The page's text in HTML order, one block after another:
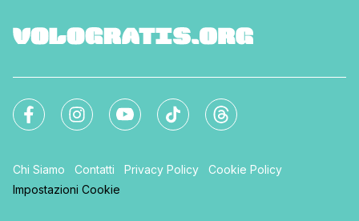
Chi Siamo Contatti Privacy Policy
Cookie Policy
Impostazioni Cookie